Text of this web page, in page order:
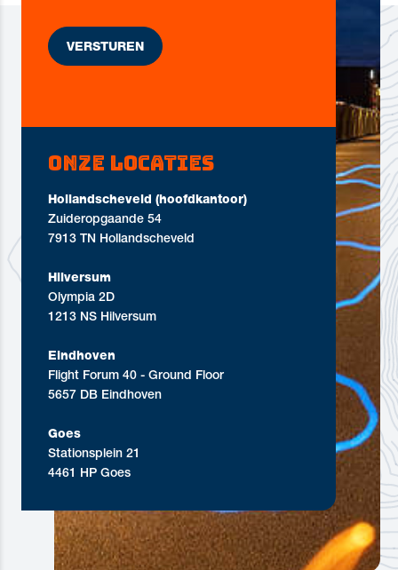
Onze locaties
Hollandscheveld (hoofdkantoor)
Zuideropgaande 54
7913 TN Hollandscheveld
Hilversum
Olympia 2D
1213 NS Hilversum
Eindhoven
Flight Forum 40 - Ground Floor
5657 DB Eindhoven
Goes
Stationsplein 21
4461 HP Goes